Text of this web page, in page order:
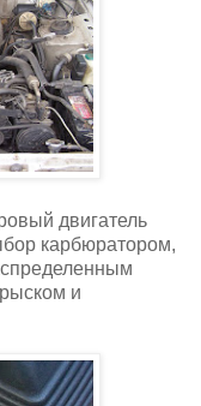
двигатель
карбюратором,
и